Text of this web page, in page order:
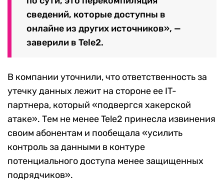
сведений, которые доступны в
онлайне из других источников», —
заверили в Tele2.
В компании уточнили, что ответственность за
утечку данных лежит на стороне ее IT-
партнера, который «подвергся хакерской
атаке». Тем не менее Tele2 принесла извинения
своим абонентам и пообещала «усилить
контроль за данными в контуре
потенциального доступа менее защищенных
подрядчиков».